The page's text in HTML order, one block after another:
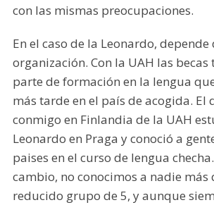
con las mismas preocupaciones.
En el caso de la Leonardo, depende
organización. Con la UAH las becas
parte de formación en la lengua
más tarde en el país de acogida. El
conmigo en Finlandia de la UAH
Leonardo en Praga y conoció a
paises en el curso de lengua
cambio, no conocimos a nadie más
reducido grupo de 5, y aunque